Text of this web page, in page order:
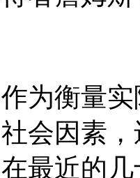
衡量实际
会因素
最近的